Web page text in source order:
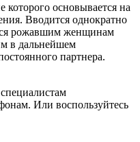
основывается на
Вводится однократно
рожавшим женщинам
в дальнейшем
партнера.
Или воспользуйтесь